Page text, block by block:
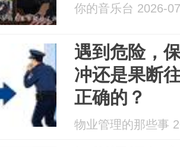
你的音乐台 2026-
遇到危险，
冲还是果断
正确的？
物业管理的那些事